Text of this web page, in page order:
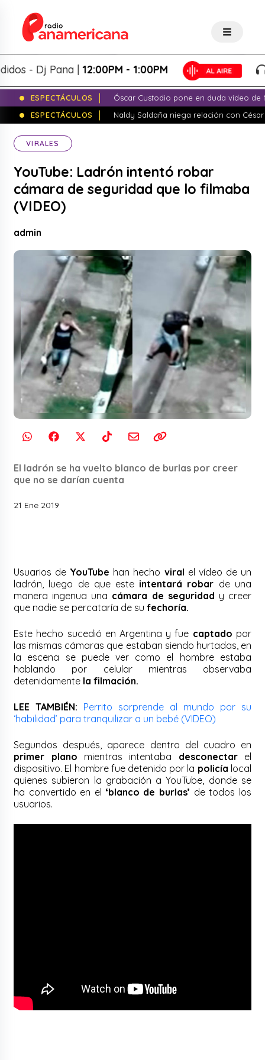
- Dj Pana |12:00PM - 1:00PM
ESPECTÁCULOS
Óscar Custodio pone en duda video de
ESPECTÁCULOS
Naldy Saldaña niega relación con
VIRALES
YouTube: Ladrón intentó robar
cámara de seguridad que lo filmaba
(VIDEO)
admin
El ladrón se ha vuelto blanco de burlas por creer
que no se darían cuenta
21 Ene 2019
Usuarios de YouTube han hecho viral el vídeo de un
ladrón, luego de que este intentará robar de una
manera ingenua una cámara de seguridad y creer
que nadie se percataría de sufechoría.
Este hecho sucedió en Argentina y fue captado por
las mismas cámaras que estaban siendo hurtadas, en
la escena se puede ver como el hombre estaba
hablando por celular mientras observaba
detenidamente la filmación.
LEE TAMBIÉN: Perrito sorprende al mundo por su
‘habilidad’ para tranquilizar a un bebé (VIDEO)
Segundos después, aparece dentro del cuadro en
primer plano mientras intentaba desconectarel
dispositivo. El hombre fue detenido por la policía local
quienes subieron la grabación a YouTube, donde se
ha convertido en el ‘blanco de burlas’ de todos los
usuarios.